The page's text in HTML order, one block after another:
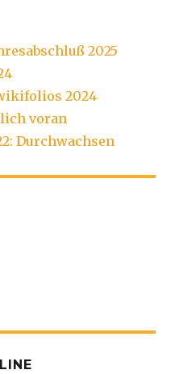
2025
2024
voran
Durchwachsen